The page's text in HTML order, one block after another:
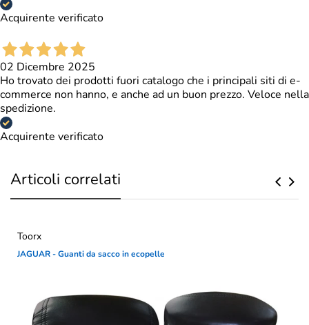
Acquirente verificato
02 Dicembre 2025
Ho trovato dei prodotti fuori catalogo che i principali siti di e-
commerce non hanno, e anche ad un buon prezzo. Veloce nella
spedizione.
Acquirente verificato
Articoli correlati
Toorx
JAGUAR - Guanti da sacco in ecopelle